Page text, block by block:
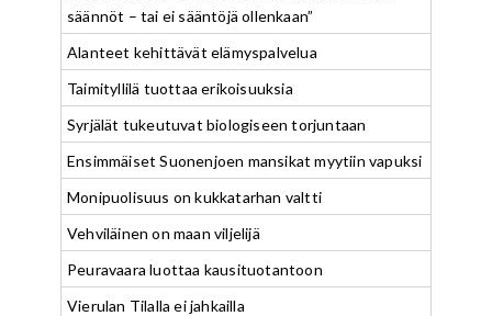
säännöt – tai ei sääntöjä ollenkaan”
Alanteet kehittävät elämyspalvelua
Taimityllilä tuottaa erikoisuuksia
Syrjälät tukeutuvat biologiseen torjuntaan
Ensimmäiset Suonenjoen mansikat myytiin vapuksi
Monipuolisuus on kukkatarhan valtti
Vehviläinen on maan viljelijä
Peuravaara luottaa kausituotantoon
Vierulan Tilalla ei jahkailla